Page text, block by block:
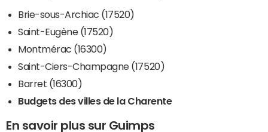
Brie-sous-Archiac (17520)
Saint-Eugène (17520)
Montmérac (16300)
Saint-Ciers-Champagne (17520)
Barret (16300)
Budgets des villes de la Charente
En savoir plus sur Guimps